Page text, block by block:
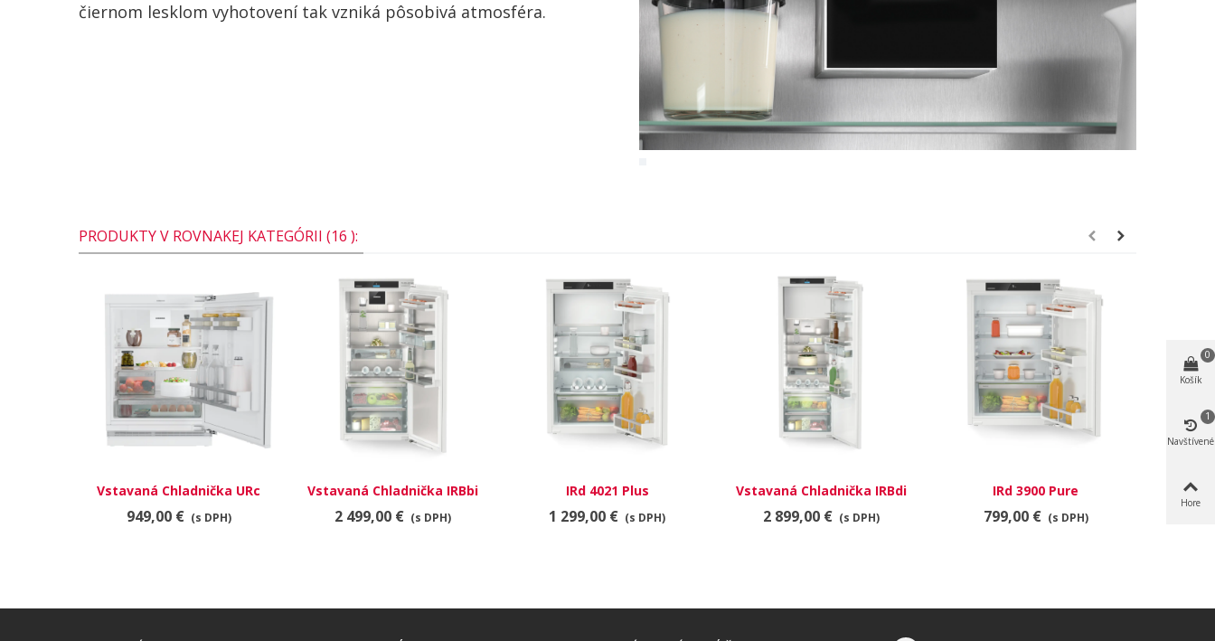
čiernom lesklom vyhotovení tak vzniká pôsobivá atmosféra.
PRODUKTY V ROVNAKEJ KATEGÓRII (16 ):
Vstavaná Chladnička URc
3700 Pure
949,00 € (s DPH)
Vstavaná Chladnička IRBbi
4170 Peak BioFresh
2 499,00 € (s DPH)
IRd 4021 Plus
1 299,00 € (s DPH)
Vstavaná Chladnička IRBdi
4851 Prime BioFresh
2 899,00 € (s DPH)
IRd 3900 Pure
799,00 € (s DPH)
Košík
0
Navštívené
1
Hore